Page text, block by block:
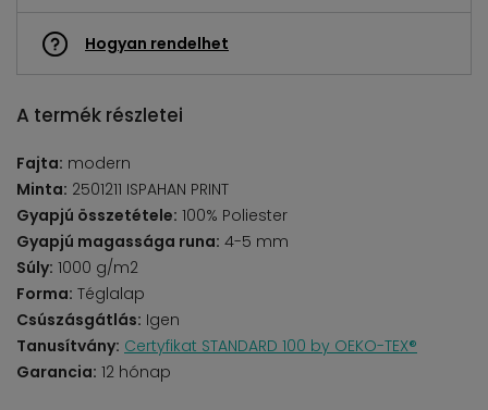
Hogyan rendelhet
A termék részletei
Fajta: modern
Minta: 2501211 ISPAHAN PRINT
Gyapjú összetétele: 100% Poliester
Gyapjú magassága runa: 4-5 mm
Súly: 1000 g/m2
Forma: Téglalap
Csúszásgátlás: Igen
Tanusítvány: Certyfikat STANDARD 100 by OEKO-TEX®
Garancia: 12 hónap